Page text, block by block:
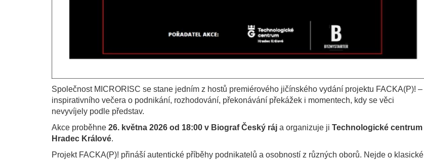
Společnost MICRORISC se stane jedním z hostů premiérového jičínského vydání projektu FACKA(P)! –
inspirativního večera o podnikání, rozhodování, překonávání překážek i momentech, kdy se věci
nevyvíjely podle představ.
Akce proběhne 26. května 2026 od 18:00 v Biograf Český ráj a organizuje ji Technologické centrum
Hradec Králové.
Projekt FACKA(P)! přináší autentické příběhy podnikatelů a osobností z různých oborů. Nejde o klasické